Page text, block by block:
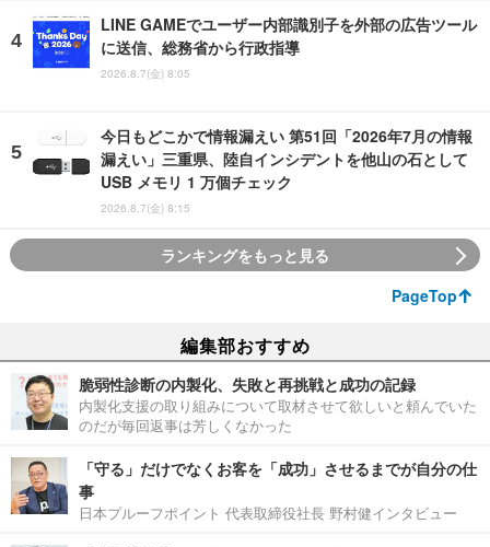
LINE GAMEでユーザー内部識別子を外部の広告ツール
に送信、総務省から行政指導
2026.8.7(金) 8:05
今日もどこかで情報漏えい 第51回「2026年7月の情報
漏えい」三重県、陸自インシデントを他山の石として
USB メモリ 1 万個チェック
2026.8.7(金) 8:15
ランキングをもっと見る
PageTop
編集部おすすめ
脆弱性診断の内製化、失敗と再挑戦と成功の記録
内製化支援の取り組みについて取材させて欲しいと頼んでいた
のだが毎回返事は芳しくなかった
「守る」だけでなくお客を「成功」させるまでが自分の仕
事
日本プルーフポイント 代表取締役社長 野村健インタビュー